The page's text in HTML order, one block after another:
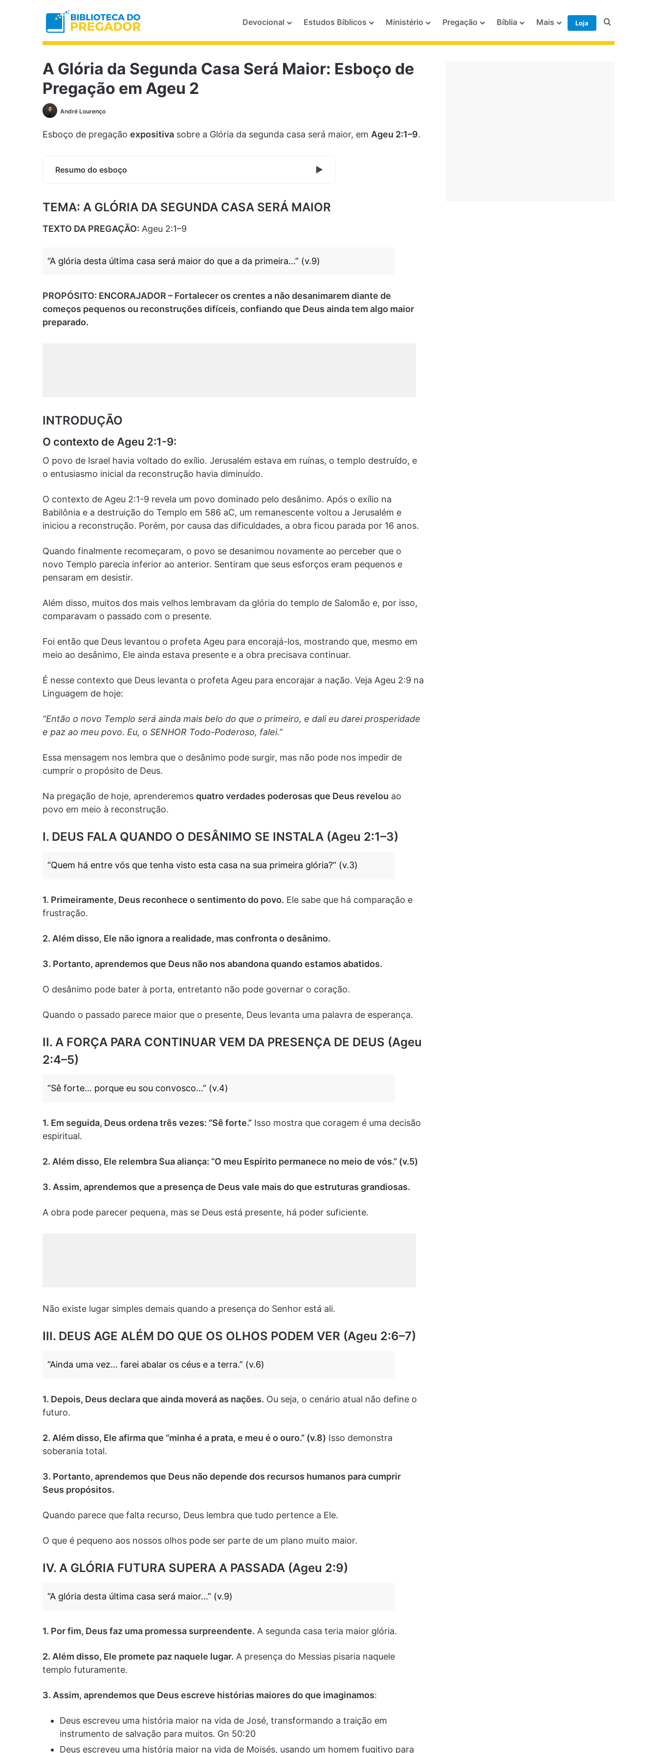
Devocional Estudos Bíblicos Ministério Pregação Bíblia Mais Loja Procurar por
A Glória da Segunda Casa Será Maior: Esboço de
Pregação em Ageu 2
André Lourenço
Esboço de pregação expositiva sobre a Glória da segunda casa será maior, em Ageu 2:1–9.
Resumo do esboço
TEMA: A GLÓRIA DA SEGUNDA CASA SERÁ MAIOR
TEXTO DA PREGAÇÃO: Ageu 2:1–9
“A glória desta última casa será maior do que a da primeira…” (v.9)
PROPÓSITO: ENCORAJADOR – Fortalecer os crentes a não desanimarem diante de
começos pequenos ou reconstruções difíceis, confiando que Deus ainda tem algo maior
preparado.
INTRODUÇÃO
O contexto de Ageu 2:1-9:
O povo de Israel havia voltado do exílio. Jerusalém estava em ruínas, o templo destruído, e
o entusiasmo inicial da reconstrução havia diminuído.
O contexto de Ageu 2:1-9 revela um povo dominado pelo desânimo. Após o exílio na
Babilônia e a destruição do Templo em 586 aC, um remanescente voltou a Jerusalém e
iniciou a reconstrução. Porém, por causa das dificuldades, a obra ficou parada por 16 anos.
Quando finalmente recomeçaram, o povo se desanimou novamente ao perceber que o
novo Templo parecia inferior ao anterior. Sentiram que seus esforços eram pequenos e
pensaram em desistir.
Além disso, muitos dos mais velhos lembravam da glória do templo de Salomão e, por isso,
comparavam o passado com o presente.
Foi então que Deus levantou o profeta Ageu para encorajá-los, mostrando que, mesmo em
meio ao desânimo, Ele ainda estava presente e a obra precisava continuar.
É nesse contexto que Deus levanta o profeta Ageu para encorajar a nação. Veja Ageu 2:9 na
Linguagem de hoje:
“Então o novo Templo será ainda mais belo do que o primeiro, e dali eu darei prosperidade
e paz ao meu povo. Eu, o SENHOR Todo-Poderoso, falei.”
Essa mensagem nos lembra que o desânimo pode surgir, mas não pode nos impedir de
cumprir o propósito de Deus.
Na pregação de hoje, aprenderemos quatro verdades poderosas que Deus revelou ao
povo em meio à reconstrução.
I. DEUS FALA QUANDO O DESÂNIMO SE INSTALA (Ageu 2:1–3)
“Quem há entre vós que tenha visto esta casa na sua primeira glória?” (v.3)
1. Primeiramente, Deus reconhece o sentimento do povo. Ele sabe que há comparação e
frustração.
2. Além disso, Ele não ignora a realidade, mas confronta o desânimo.
3. Portanto, aprendemos que Deus não nos abandona quando estamos abatidos.
O desânimo pode bater à porta, entretanto não pode governar o coração.
Quando o passado parece maior que o presente, Deus levanta uma palavra de esperança.
II. A FORÇA PARA CONTINUAR VEM DA PRESENÇA DE DEUS (Ageu
2:4–5)
“Sê forte… porque eu sou convosco…” (v.4)
1. Em seguida, Deus ordena três vezes: “Sê forte.” Isso mostra que coragem é uma decisão
espiritual.
2. Além disso, Ele relembra Sua aliança: “O meu Espírito permanece no meio de vós.” (v.5)
3. Assim, aprendemos que a presença de Deus vale mais do que estruturas grandiosas.
A obra pode parecer pequena, mas se Deus está presente, há poder suficiente.
Não existe lugar simples demais quando a presença do Senhor está ali.
III. DEUS AGE ALÉM DO QUE OS OLHOS PODEM VER (Ageu 2:6–7)
“Ainda uma vez… farei abalar os céus e a terra.” (v.6)
1. Depois, Deus declara que ainda moverá as nações. Ou seja, o cenário atual não define o
futuro.
2. Além disso, Ele afirma que “minha é a prata, e meu é o ouro.” (v.8) Isso demonstra
soberania total.
3. Portanto, aprendemos que Deus não depende dos recursos humanos para cumprir
Seus propósitos.
Quando parece que falta recurso, Deus lembra que tudo pertence a Ele.
O que é pequeno aos nossos olhos pode ser parte de um plano muito maior.
IV. A GLÓRIA FUTURA SUPERA A PASSADA (Ageu 2:9)
“A glória desta última casa será maior…” (v.9)
1. Por fim, Deus faz uma promessa surpreendente. A segunda casa teria maior glória.
2. Além disso, Ele promete paz naquele lugar. A presença do Messias pisaria naquele
templo futuramente.
3. Assim, aprendemos que Deus escreve histórias maiores do que imaginamos:
Deus escreveu uma história maior na vida de José, transformando a traição em
instrumento de salvação para muitos. Gn 50:20
Deus escreveu uma história maior na vida de Moisés, usando um homem fugitivo para